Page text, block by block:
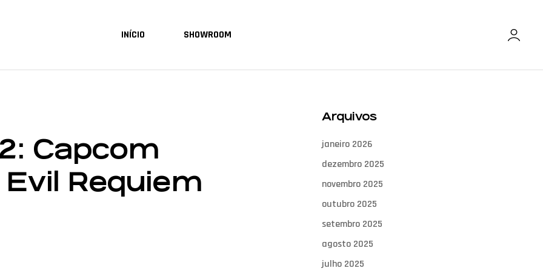
INÍCIO SHOWROOM
Capcom
Requiem
Arquivos
janeiro 2026
dezembro 2025
novembro 2025
outubro 2025
setembro 2025
agosto 2025
julho 2025